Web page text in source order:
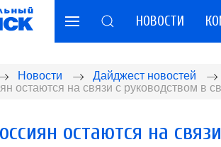
НОВОСТИ
Новости
Дайджест новостей
остаются на связи с руководством в
остаются на